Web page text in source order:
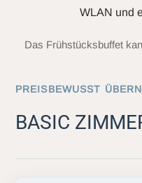
WLAN und
Das Frühstücksbuffet
PREISBEWUSST
BASIC